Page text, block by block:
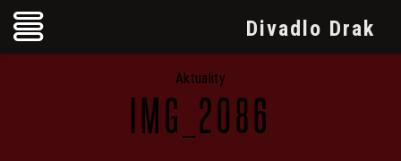
Aktuality
IMG_2086
Divadlo Drak